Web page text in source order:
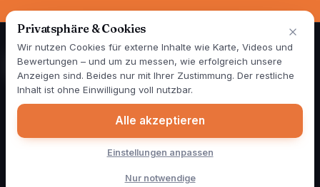
Spezialisten für Wand- und Fassadensanierung in Berlin und
Brandenburg — seit über 25 Jahren. 1999 gegründet, im Jahr
2000 als erster Betrieb Deutschlands mit mobiler Mischstation.
Heute sind täglich vier Farbmobile für unsere Kunden
unterwegs. Zertifiziert nach RAL GZ 841-1.
Über unsKontakt
Privatsphäre & Cookies
Wir nutzen Cookies für externe Inhalte wie Karte, Videos und
Bewertungen – und um zu messen, wie erfolgreich unsere
Anzeigen sind. Beides nur mit Ihrer Zustimmung. Der restliche
Inhalt ist ohne Einwilligung voll nutzbar.
Alle akzeptieren
Einstellungen anpassen
Nur notwendige